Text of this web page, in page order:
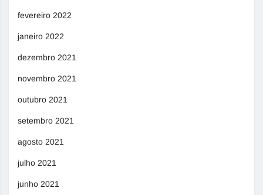
fevereiro 2022
janeiro 2022
dezembro 2021
novembro 2021
outubro 2021
setembro 2021
agosto 2021
julho 2021
junho 2021